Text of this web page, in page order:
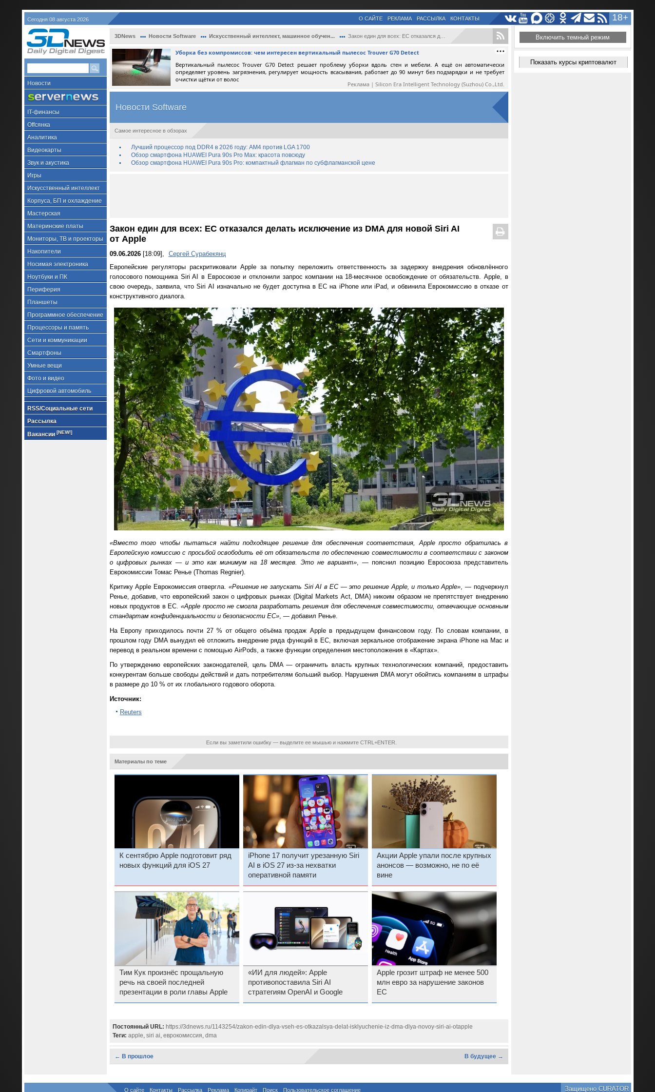
Сегодня 08 августа 2026 18+
О САЙТЕ РЕКЛАМА РАССЫЛКА КОНТАКТЫ
Новости
IT-финансы
Offсянка
Аналитика
Видеокарты
Звук и акустика
Игры
Искусственный интеллект
Корпуса, БП и охлаждение
Мастерская
Материнские платы
Мониторы, ТВ и проекторы
Накопители
Носимая электроника
Ноутбуки и ПК
Периферия
Планшеты
Программное обеспечение
Процессоры и память
Сети и коммуникации
Смартфоны
Умные вещи
Фото и видео
Цифровой автомобиль
RSS/Социальные сети
Рассылка
Вакансии [NEW!]
3DNews Новости Software Искусственный интеллект, машинное обучен... Закон един для всех: ЕС отказался делать...
Уборка без компромиссов: чем интересен вертикальный пылесос Trouver G70 Detect
Вертикальный пылесос Trouver G70 Detect решает проблему уборки вдоль стен и мебели. А ещё он автоматически
определяет уровень загрязнения, регулирует мощность всасывания, работает до 90 минут без подзарядки и не требует
очистки щётки от волос
Реклама | Silicon Era Intelligent Technology (Suzhou) Co.,Ltd.
Новости Software
Самое интересное в обзорах
Лучший процессор под DDR4 в 2026 году: AM4 против LGA 1700
Обзор смартфона HUAWEI Pura 90s Pro Max: красота повсюду
Обзор смартфона HUAWEI Pura 90s Pro: компактный флагман по субфлагманской цене
Закон един для всех: ЕС отказался делать исключение из DMA для новой Siri AI
от Apple
09.06.2026[18:09],
Сергей Сурабекянц
Европейские регуляторы раскритиковали Apple за попытку переложить ответственность за задержку внедрения обновлённого
голосового помощника Siri AI в Евросоюзе и отклонили запрос компании на 18-месячное освобождение от обязательств. Apple, в
свою очередь, заявила, что Siri AI изначально не будет доступна в ЕС на iPhone или iPad, и обвинила Еврокомиссию в отказе от
конструктивного диалога.
«Вместо того чтобы пытаться найти подходящее решение для обеспечения соответствия, Apple просто обратилась в
Европейскую комиссию с просьбой освободить её от обязательств по обеспечению совместимости в соответствии с законом
о цифровых рынках — и это как минимум на 18 месяцев. Это не вариант», — пояснил позицию Евросоюза представитель
Еврокомиссии Томас Ренье (Thomas Regnier).
Критику Apple Еврокомиссия отвергла. «Решение не запускать Siri AI в ЕС — это решение Apple, и только Apple», — подчеркнул
Ренье, добавив, что европейский закон о цифровых рынках (Digital Markets Act, DMA) никоим образом не препятствует внедрению
новых продуктов в ЕС.«Apple просто не смогла разработать решения для обеспечения совместимости, отвечающие основным
стандартам конфиденциальности и безопасности ЕС», — добавил Ренье.
На Европу приходилось почти 27 % от общего объёма продаж Apple в предыдущем финансовом году. По словам компании, в
прошлом году DMA вынудил её отложить внедрение ряда функций в ЕС, включая зеркальное отображение экрана iPhone на Mac и
перевод в реальном времени с помощью AirPods, а также функции определения местоположения в «Картах».
По утверждению европейских законодателей, цель DMA — ограничить власть крупных технологических компаний, предоставить
конкурентам больше свободы действий и дать потребителям больший выбор. Нарушения DMA могут обойтись компаниям в штрафы
в размере до 10 % от их глобального годового оборота.
Источник:
Reuters
Если вы заметили ошибку — выделите ее мышью и нажмите CTRL+ENTER.
Материалы по теме
К сентябрю Apple подготовит ряд
новых функций для iOS 27
iPhone 17 получит урезанную Siri
AI в iOS 27 из-за нехватки
оперативной памяти
Акции Apple упали после крупных
анонсов — возможно, не по её
вине
Тим Кук произнёс прощальную
речь на своей последней
презентации в роли главы Apple
«ИИ для людей»: Apple
противопоставила Siri AI
стратегиям OpenAI и Google
Apple грозит штраф не менее 500
млн евро за нарушение законов
ЕС
Постоянный URL: https://3dnews.ru/1143254/zakon-edin-dlya-vseh-es-otkazalsya-delat-isklyuchenie-iz-dma-dlya-novoy-siri-ai-otapple
Теги: apple, siri ai, еврокомиссия, dma
← В прошлое В будущее →
Включить темный режим
Показать курсы криптовалют
О сайте Контакты Рассылка Реклама Копирайт Поиск Пользовательское соглашение Защищено CURATOR